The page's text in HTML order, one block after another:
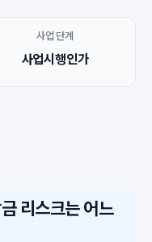
사업 단계
사업시행인가
리스크는 어느